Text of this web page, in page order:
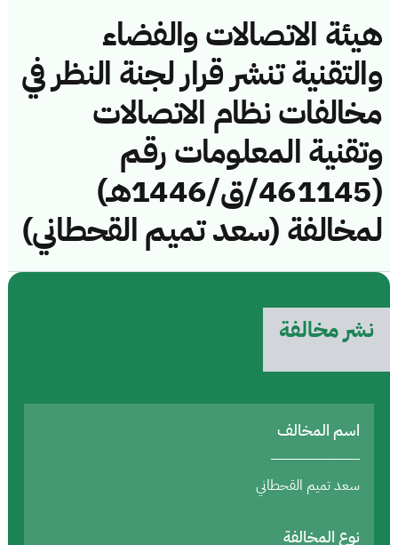
هيئة الاتصالات والفضاء
والتقنية تنشر قرار لجنة النظر في
مخالفات نظام الاتصالات
وتقنية المعلومات رقم
(461145/ق/1446هـ)
لمخالفة (سعد تميم القحطاني)
نشر مخالفة
اسم المخالف
سعد تميم القحطاني
نوع المخالفة